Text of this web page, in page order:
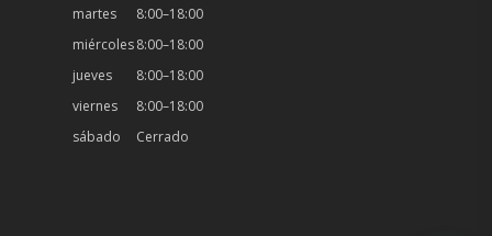
martes
8:00–18:00
miércoles8:00–18:00
jueves
8:00–18:00
viernes
8:00–18:00
sábado
Cerrado